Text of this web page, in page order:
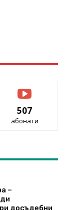
507
абонати
–
досъдебни